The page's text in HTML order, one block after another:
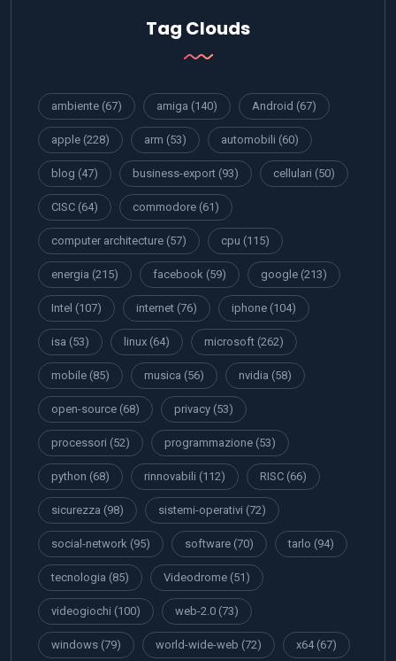
Tag Clouds
ambiente (67) amiga (140) Android (67)
apple (228) arm (53) automobili (60)
blog (47) business-export (93) cellulari (50)
CISC (64) commodore (61)
computer architecture (57) cpu (115)
energia (215) facebook (59) google (213)
Intel (107) internet (76) iphone (104)
isa (53) linux (64) microsoft (262)
mobile (85) musica (56) nvidia (58)
open-source (68) privacy (53)
processori (52) programmazione (53)
python (68) rinnovabili (112) RISC (66)
sicurezza (98) sistemi-operativi (72)
social-network (95) software (70) tarlo (94)
tecnologia (85) Videodrome (51)
videogiochi (100) web-2.0 (73)
windows (79) world-wide-web (72) x64(67)